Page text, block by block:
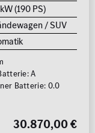
(190 PS)
/ SUV
A
Batterie: 0.0
30.870,00 €